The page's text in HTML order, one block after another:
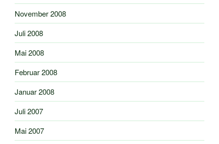
November 2008
Juli 2008
Mai 2008
Februar 2008
Januar 2008
Juli 2007
Mai 2007